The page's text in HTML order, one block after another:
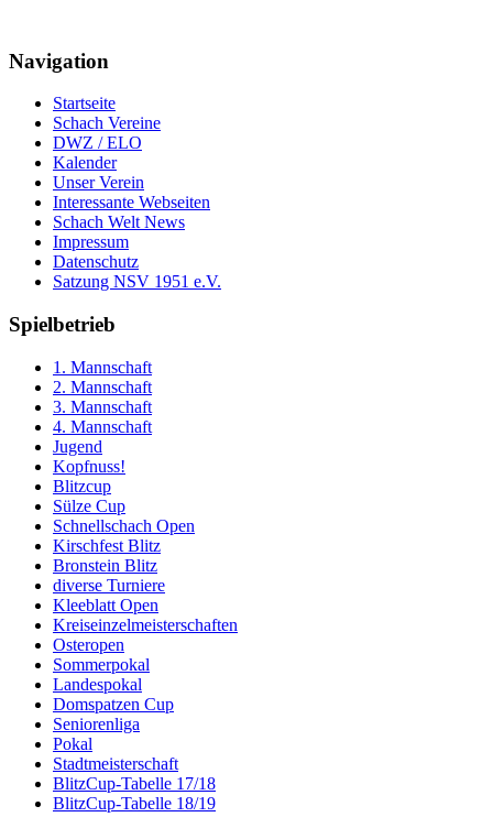
Navigation
Startseite
Schach Vereine
DWZ / ELO
Kalender
Unser Verein
Interessante Webseiten
Schach Welt News
Impressum
Datenschutz
Satzung NSV 1951 e.V.
Spielbetrieb
1. Mannschaft
2. Mannschaft
3. Mannschaft
4. Mannschaft
Jugend
Kopfnuss!
Blitzcup
Sülze Cup
Schnellschach Open
Kirschfest Blitz
Bronstein Blitz
diverse Turniere
Kleeblatt Open
Kreiseinzelmeisterschaften
Osteropen
Sommerpokal
Landespokal
Domspatzen Cup
Seniorenliga
Pokal
Stadtmeisterschaft
BlitzCup-Tabelle 17/18
BlitzCup-Tabelle 18/19